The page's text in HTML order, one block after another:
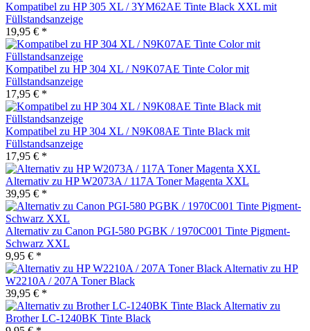
Kompatibel zu HP 305 XL / 3YM62AE Tinte Black XXL mit
Füllstandsanzeige
19,95 € *
Kompatibel zu HP 304 XL / N9K07AE Tinte Color mit
Füllstandsanzeige
17,95 € *
Kompatibel zu HP 304 XL / N9K08AE Tinte Black mit
Füllstandsanzeige
17,95 € *
Alternativ zu HP W2073A / 117A Toner Magenta XXL
39,95 € *
Alternativ zu Canon PGI-580 PGBK / 1970C001 Tinte Pigment-
Schwarz XXL
9,95 € *
Alternativ zu HP
W2210A / 207A Toner Black
39,95 € *
Alternativ zu
Brother LC-1240BK Tinte Black